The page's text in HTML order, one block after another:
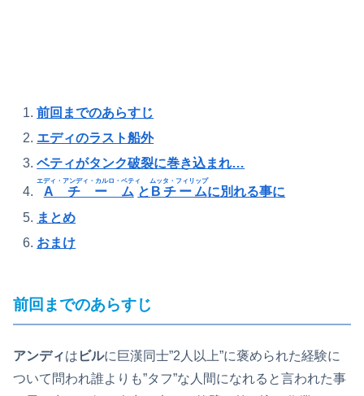
前回までのあらすじ
エディのラスト船外
ベティがタンク破裂に巻き込まれ…
Aチーム
エディ ・アンディ ・ カルロ ・ベティ
と Bチーム
ムッタ ・ フィリップ
に別れる事に
まとめ
おまけ
前回までのあらすじ
アンディは ビルに巨漢同士”2人以上”に褒められた経験に
ついて問われ誰よりも”タフ”な人間になれると言われた事